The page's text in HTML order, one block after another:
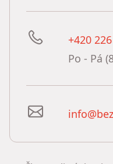
+420
Po - Pá